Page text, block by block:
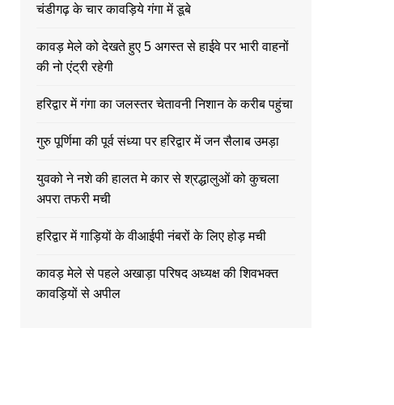
चंडीगढ़ के चार कावड़िये गंगा में डूबे
कावड़ मेले को देखते हुए 5 अगस्त से हाईवे पर भारी वाहनों
की नो एंट्री रहेगी
हरिद्वार में गंगा का जलस्तर चेतावनी निशान के करीब पहुंचा
गुरु पूर्णिमा की पूर्व संध्या पर हरिद्वार में जन सैलाब उमड़ा
युवको ने नशे की हालत मे कार से श्रद्धालुओं को कुचला
अपरा तफरी मची
हरिद्वार में गाड़ियों के वीआईपी नंबरों के लिए होड़ मची
कावड़ मेले से पहले अखाड़ा परिषद अध्यक्ष की शिवभक्त
कावड़ियों से अपील